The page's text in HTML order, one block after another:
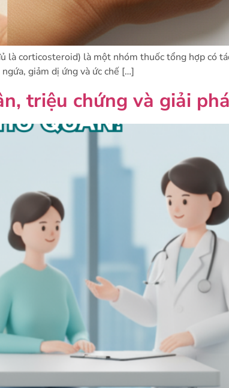
là corticosteroid) là một nhóm thuốc tổng hợp có
giảm dị ứng và ức chế […]
triệu chứng và giải